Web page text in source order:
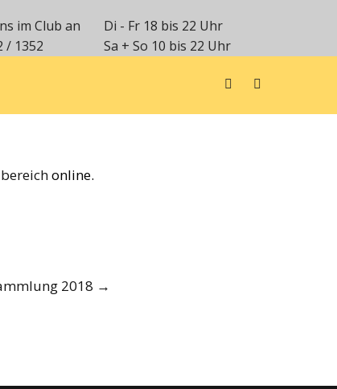
im Club an
/ 1352
Di - Fr 18 bis 22 Uhr
Sa + So 10 bis 22 Uhr
online.
2018 →